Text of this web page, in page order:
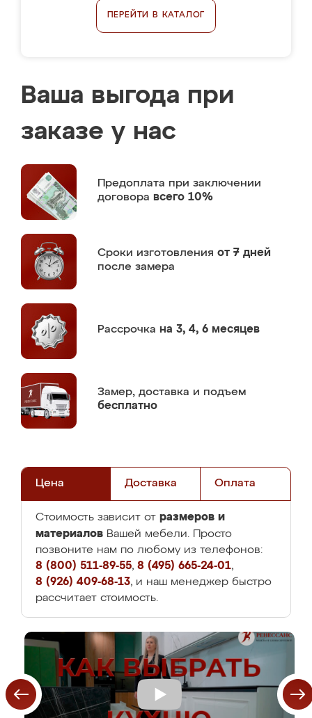
ПЕРЕЙТИ В КАТАЛОГ
Ваша выгода при
заказе у нас
Предоплата при заключении
договора всего 10%
Сроки изготовления от 7 дней
после замера
Рассрочка на 3, 4, 6 месяцев
Замер, доставка и подъем
бесплатно
Цена Доставка Оплата
Стоимость зависит от размеров и
материалов Вашей мебели. Просто
позвоните нам по любому из телефонов:
8 (800) 511-89-55, 8 (495) 665-24-01,
8 (926) 409-68-13, и наш менеджер быстро
рассчитает стоимость.